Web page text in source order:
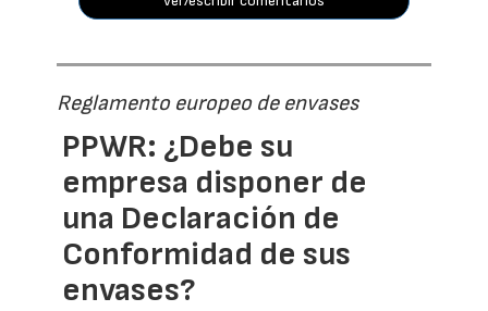
Reglamento europeo de envases
PPWR: ¿Debe su
empresa disponer de
una Declaración de
Conformidad de sus
envases?